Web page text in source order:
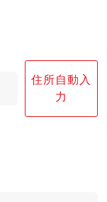
住所自動入
力